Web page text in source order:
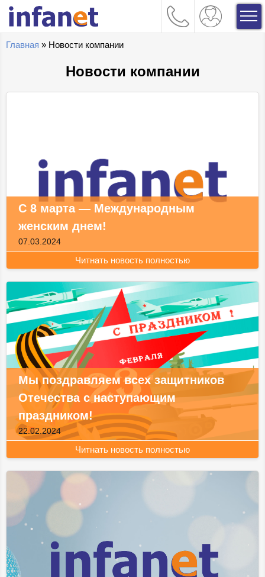
Главная » Новости компании
Новости компании
С 8 марта — Международным
женским днем!
07.03.2024
Читнать новость полностью
Мы поздравляем всех защитников
Отечества с наступающим
праздником!
22.02.2024
Читнать новость полностью